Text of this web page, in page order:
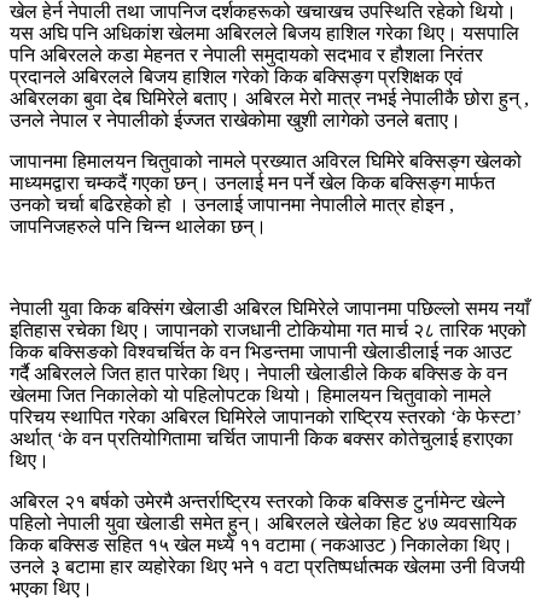
खेल हेर्न नेपाली तथा जापनिज दर्शकहरूको खचाखच उपस्थिति रहेको थियो।
यस अघि पनि अधिकांश खेलमा अबिरलले बिजय हाशिल गरेका थिए। यसपालि
पनि अबिरलले कडा मेहनत र नेपाली समुदायको सदभाव र हौशला निरंतर
प्रदानले अबिरलले बिजय हाशिल गरेको किक बक्सिङ्ग प्रशिक्षक एवं
अबिरलका बुवा देब घिमिरेले बताए। अबिरल मेरो मात्र नभई नेपालीकै छोरा हुन् ,
उनले नेपाल र नेपालीको ईज्जत राखेकोमा खुशी लागेको उनले बताए।
जापानमा हिमालयन चितुवाको नामले प्रख्यात अविरल घिमिरे बक्सिङ्ग खेलको
माध्यमद्वारा चम्कदैं गएका छन्। उनलाई मन पर्ने खेल किक बक्सिङ्ग मार्फत
उनको चर्चा बढिरहेको हो । उनलाई जापानमा नेपालीले मात्र होइन ,
जापनिजहरुले पनि चिन्न थालेका छन्।
नेपाली युवा किक बक्सिंग खेलाडी अबिरल घिमिरेले जापानमा पछिल्लो समय नयाँ
इतिहास रचेका थिए। जापानको राजधानी टोकियोमा गत मार्च २८ तारिक भएको
किक बक्सिङको विश्वचर्चित के वन भिडन्तमा जापानी खेलाडीलाई नक आउट
गर्दै अबिरलले जित हात पारेका थिए। नेपाली खेलाडीले किक बक्सिङ के वन
खेलमा जित निकालेको यो पहिलोपटक थियो। हिमालयन चितुवाको नामले
परिचय स्थापित गरेका अबिरल घिमिरेले जापानको राष्ट्रिय स्तरको ‘के फेस्टा’
अर्थात् ‘के वन प्रतियोगितामा चर्चित जापानी किक बक्सर कोतेचुलाई हराएका
थिए।
अबिरल २१ बर्षको उमेरमै अन्तर्राष्ट्रिय स्तरको किक बक्सिङ टुर्नामेन्ट खेल्ने
पहिलो नेपाली युवा खेलाडी समेत हुन्। अबिरलले खेलेका हिट ४७ व्यवसायिक
किक बक्सिङ सहित १५ खेल मध्ये ११ वटामा ( नकआउट ) निकालेका थिए।
उनले ३ बटामा हार व्यहोरेका थिए भने १ वटा प्रतिष्पर्धात्मक खेलमा उनी विजयी
भएका थिए।